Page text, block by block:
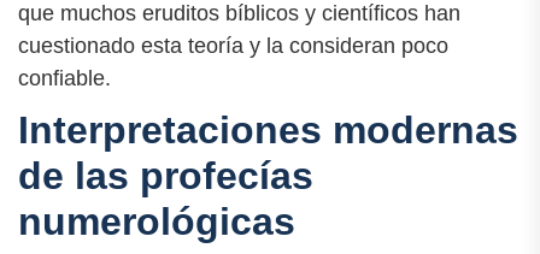
que muchos eruditos bíblicos y científicos han
cuestionado esta teoría y la consideran poco
confiable.
Interpretaciones modernas
de las profecías
numerológicas